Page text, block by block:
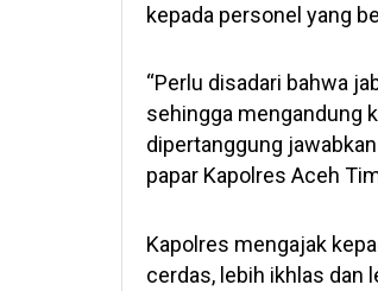
kepada personel yang
“Perlu disadari bahwa
sehingga mengandung
dipertanggung
papar Kapolres Aceh
Kapolres mengajak
cerdas, lebih ikhlas dan